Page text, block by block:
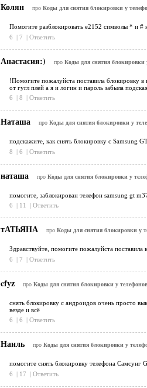
Колян про Коды для снятия блокировки у
Помогите разблокировать е2152 символы * и #
6
| 7 | Ответить
Анастасия:) про Коды для снятия блокировки
!Помогите пожалуйста поставила блокировку
от гугл плей а я и логин и пароль забыла
6
| 8 | Ответить
Наташа про Коды для снятия блокировки у
подскажите, как снять блокировку с
8
| 6 | Ответить
наташа про Коды для снятия блокировки у
помогите, заблокирован телефон samsung gt
6
| 11 | Ответить
тАТЬЯНА про Коды для снятия блокировки у
Здравствуйте, помогите пожалуйста
6
| 7 | Ответить
cfyz про Коды для снятия блокировки у
снять блокировку с андроидов очень просто
везде и всё
6
| 6 | Ответить
Наиль про Коды для снятия блокировки у
помогите снять блокировку телефона Самсунг
6
| 17 | Ответить